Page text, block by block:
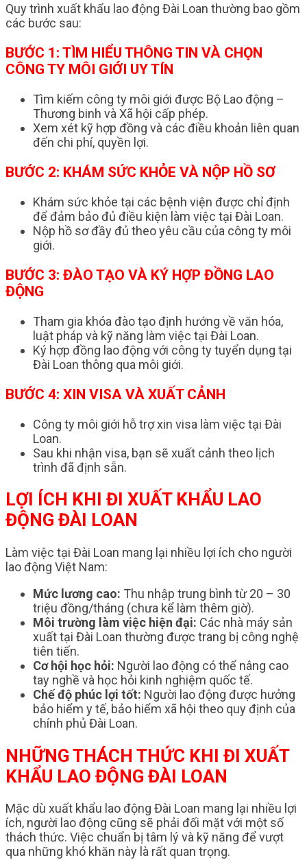
Quy trình xuất khẩu lao động Đài Loan thường bao gồm
các bước sau:
BƯỚC 1: TÌM HIỂU THÔNG TIN VÀ CHỌN
CÔNG TY MÔI GIỚI UY TÍN
Tìm kiếm công ty môi giới được Bộ Lao động –
Thương binh và Xã hội cấp phép.
Xem xét kỹ hợp đồng và các điều khoản liên quan
đến chi phí, quyền lợi.
BƯỚC 2: KHÁM SỨC KHỎE VÀ NỘP HỒ SƠ
Khám sức khỏe tại các bệnh viện được chỉ định
để đảm bảo đủ điều kiện làm việc tại Đài Loan.
Nộp hồ sơ đầy đủ theo yêu cầu của công ty môi
giới.
BƯỚC 3: ĐÀO TẠO VÀ KÝ HỢP ĐỒNG LAO
ĐỘNG
Tham gia khóa đào tạo định hướng về văn hóa,
luật pháp và kỹ năng làm việc tại Đài Loan.
Ký hợp đồng lao động với công ty tuyển dụng tại
Đài Loan thông qua môi giới.
BƯỚC 4: XIN VISA VÀ XUẤT CẢNH
Công ty môi giới hỗ trợ xin visa làm việc tại Đài
Loan.
Sau khi nhận visa, bạn sẽ xuất cảnh theo lịch
trình đã định sẵn.
LỢI ÍCH KHI ĐI XUẤT KHẨU LAO
ĐỘNG ĐÀI LOAN
Làm việc tại Đài Loan mang lại nhiều lợi ích cho người
lao động Việt Nam:
Mức lương cao: Thu nhập trung bình từ 20 – 30
triệu đồng/tháng (chưa kể làm thêm giờ).
Môi trường làm việc hiện đại: Các nhà máy sản
xuất tại Đài Loan thường được trang bị công nghệ
tiên tiến.
Cơ hội học hỏi: Người lao động có thể nâng cao
tay nghề và học hỏi kinh nghiệm quốc tế.
Chế độ phúc lợi tốt: Người lao động được hưởng
bảo hiểm y tế, bảo hiểm xã hội theo quy định của
chính phủ Đài Loan.
NHỮNG THÁCH THỨC KHI ĐI XUẤT
KHẨU LAO ĐỘNG ĐÀI LOAN
Mặc dù xuất khẩu lao động Đài Loan mang lại nhiều lợi
ích, người lao động cũng sẽ phải đối mặt với một số
thách thức. Việc chuẩn bị tâm lý và kỹ năng để vượt
qua những khó khăn này là rất quan trọng.